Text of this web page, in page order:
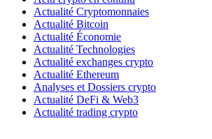
Actualité Cryptomonnaies
Actualité Bitcoin
Actualité Économie
Actualité Technologies
Actualité exchanges crypto
Actualité Ethereum
Analyses et Dossiers crypto
Actualité DeFi & Web3
Actualité trading crypto